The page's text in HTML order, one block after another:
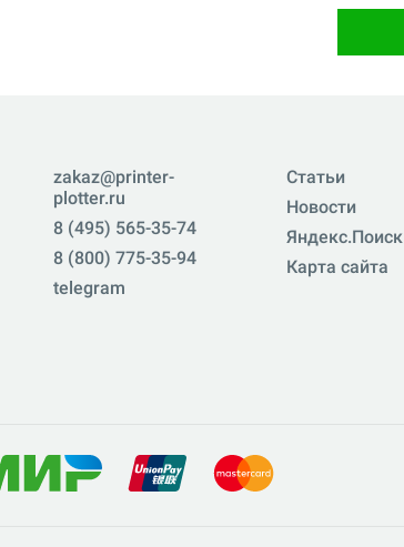
zakaz@printer-
plotter.ru
8 (495) 565-35-74
8 (800) 775-35-94
telegram
Статьи
Новости
Яндекс.Поиск
Карта сайта